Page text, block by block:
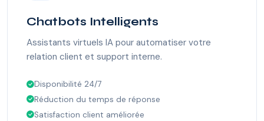
Chatbots Intelligents
Assistants virtuels IA pour automatiser votre
relation client et support interne.
Disponibilité 24/7
Réduction du temps de réponse
Satisfaction client améliorée